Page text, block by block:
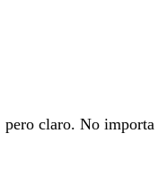
claro. No